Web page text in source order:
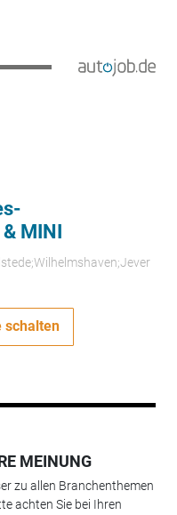
MINI
schalten
MEINUNG
zu allen Branchenthemen
achten Sie bei Ihren